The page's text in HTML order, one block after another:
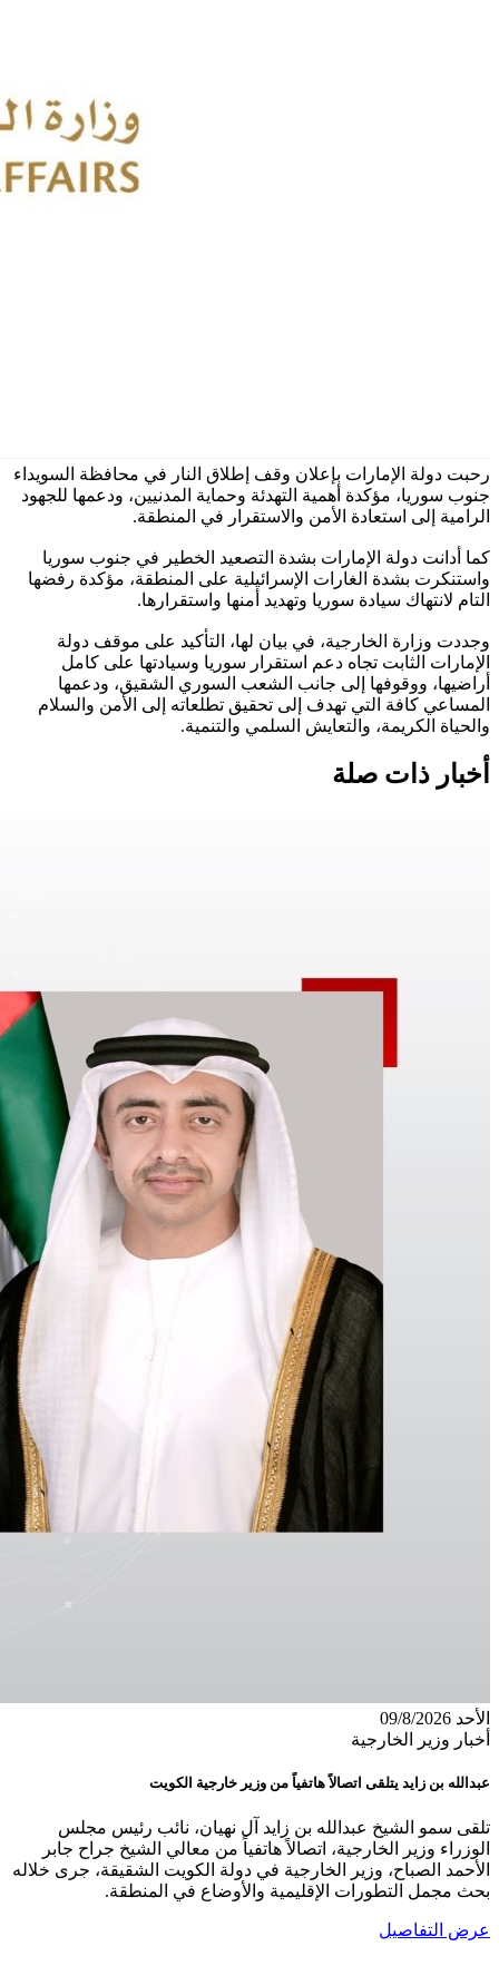
رحبت دولة الإمارات بإعلان وقف إطلاق النار في محافظة السويداء
جنوب سوريا، مؤكدة أهمية التهدئة وحماية المدنيين، ودعمها للجهود
الرامية إلى استعادة الأمن والاستقرار في المنطقة.
كما أدانت دولة الإمارات بشدة التصعيد الخطير في جنوب سوريا
واستنكرت بشدة الغارات الإسرائيلية على المنطقة، مؤكدة رفضها
التام لانتهاك سيادة سوريا وتهديد أمنها واستقرارها.
وجددت وزارة الخارجية، في بيان لها، التأكيد على موقف دولة
الإمارات الثابت تجاه دعم استقرار سوريا وسيادتها على كامل
أراضيها، ووقوفها إلى جانب الشعب السوري الشقيق، ودعمها
المساعي كافة التي تهدف إلى تحقيق تطلعاته إلى الأمن والسلام
والحياة الكريمة، والتعايش السلمي والتنمية.
أخبار ذات صلة
الأحد 09/8/2026
أخبار وزير الخارجية
عبدالله بن زايد يتلقى اتصالاً هاتفياً من وزير خارجية الكويت
تلقى سمو الشيخ عبدالله بن زايد آل نهيان، نائب رئيس مجلس
الوزراء وزير الخارجية، اتصالاً هاتفياً من معالي الشيخ جراح جابر
الأحمد الصباح، وزير الخارجية في دولة الكويت الشقيقة، جرى خلاله
بحث مجمل التطورات الإقليمية والأوضاع في المنطقة.
عرض التفاصيل